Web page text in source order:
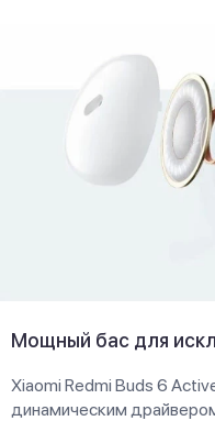
Мощный бас для
Xiaomi Redmi Buds 6
динамическим